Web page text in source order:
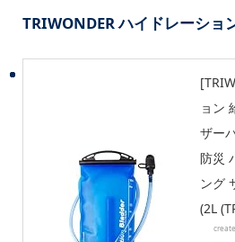
TRIWONDER ハイドレーショ
ョン
ザー
防災
ング
(2L